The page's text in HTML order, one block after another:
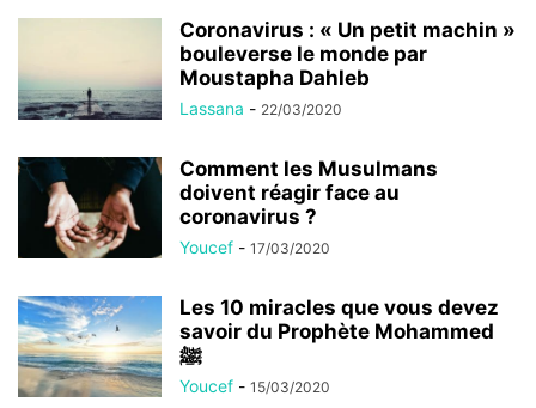
Coronavirus : « Un petit machin »
bouleverse le monde par
Moustapha Dahleb
Lassana - 22/03/2020
Comment les Musulmans
doivent réagir face au
coronavirus ?
Youcef - 17/03/2020
Les 10 miracles que vous devez
savoir du Prophète Mohammed
ﷺ
Youcef - 15/03/2020